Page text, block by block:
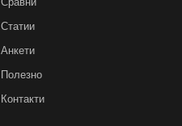
Статии
Анкети
Полезно
Контакти